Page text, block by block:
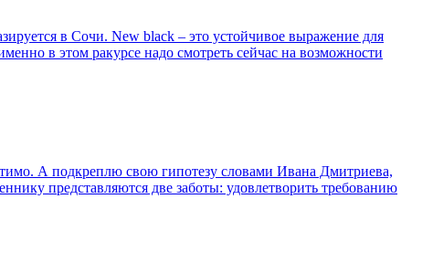
в Сочи. New black – это устойчивое выражение для
в этом ракурсе надо смотреть сейчас на возможности
А подкреплю свою гипотезу словами Ивана Дмитриева,
представляются две заботы: удовлетворить требованию